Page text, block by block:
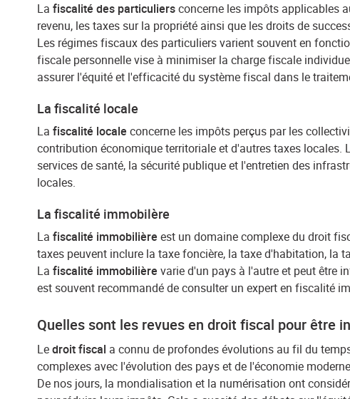
La fiscalité des particuliersconcerne les impôts applicables
revenu, les taxes sur la propriété ainsi que les droits de
Les régimes fiscaux des particuliers varient souvent en
fiscale personnelle vise à minimiser la charge fiscale
assurer l'équité et l'efficacité du système fiscal dans le
La fiscalité locale
La fiscalité locale concerne les impôts perçus par les
contribution économique territoriale et d'autres taxes
services de santé, la sécurité publique et l'entretien des
locales.
La fiscalité immobilère
La fiscalité immobilière est un domaine complexe du droit
taxes peuvent inclure la taxe foncière, la taxe d'habitation, la
La fiscalité immobilière varie d'un pays à l'autre et peut être
est souvent recommandé de consulter un expert en fiscalité
Quelles sont les revues en droit fiscal pour être
Ledroit fiscal a connu de profondes évolutions au fil du
complexes avec l'évolution des pays et de l'économie
De nos jours, la mondialisation et la numérisation ont